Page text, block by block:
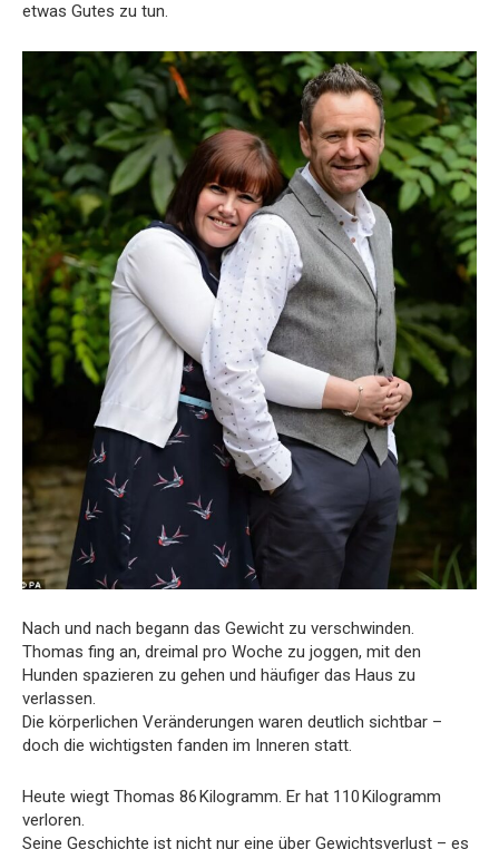
etwas Gutes zu tun.
Nach und nach begann das Gewicht zu verschwinden.
Thomas fing an, dreimal pro Woche zu joggen, mit den
Hunden spazieren zu gehen und häufiger das Haus zu
verlassen.
Die körperlichen Veränderungen waren deutlich sichtbar –
doch die wichtigsten fanden im Inneren statt.
Heute wiegt Thomas 86 Kilogramm. Er hat 110 Kilogramm
verloren.
Seine Geschichte ist nicht nur eine über Gewichtsverlust – es